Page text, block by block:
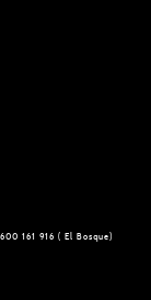
161 916 ( El Bosque)